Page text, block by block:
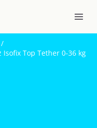
Top Tether 0-36 kg